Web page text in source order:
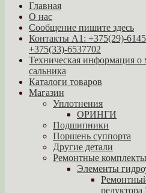
Главная
О нас
Сообщение пишите здесь
Контакты A1: +375(29)-
+375(33)-6537702
Техническая информация о
сальника
Каталоги товаров
Магазин
Уплотнения
ОРИНГИ
Подшипники
Поршень суппорта
Другие детали
Ремонтные комплекты
Элементы